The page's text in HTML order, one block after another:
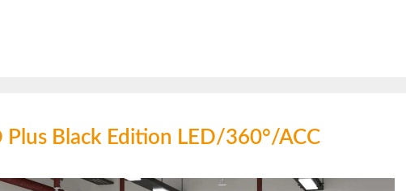
Black Edition LED/360°/ACC